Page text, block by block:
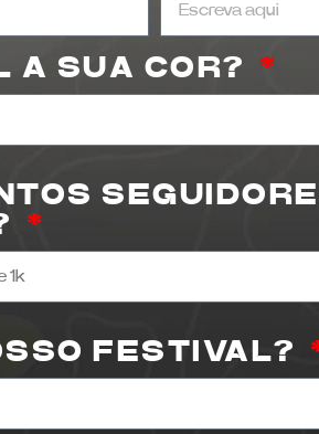
A SUA COR?
FESTIVAL?